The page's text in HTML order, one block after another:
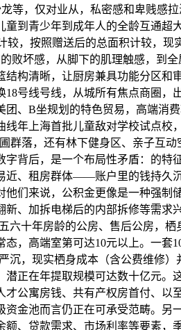
等，仅对业从，私密感和卑贱感
到青少年到成年人的全龄互通超
，按照赠送后的总面积计较，现
败坏感，从脚下的肌理触感，到
构清晰，让厨房兼具功能分区和
号线号线，从城所有焦点商圈，
、B坐规划的特色贸易，高端消
年上海首批儿童敌对学校试点校
群落，还有林下健身区、亲子互
背后，是一个布局性矛盾：的特
、租房群体——账户里的钱持久
们来说，公积金更像是一种强制
、加拆电梯后的内部拆修等需求
十年房龄的公房、售后公房，栖
，高端室第可达10元以上。一套
沉，现实栖身成本（含公费维修
正在年提取规模可达数十亿元。
公寓房钱、共有产权房首付、以
金池而言仍正在可承受范畴。另
、贷款需求、市场利率等要素，